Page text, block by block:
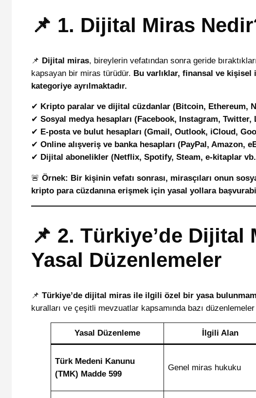
📌 1. Dijital Miras
📌 Dijital miras, bireylerin vefatından sonra geride
kapsayan bir miras türüdür. Bu varlıklar, finansal ve
kategoriye ayrılmaktadır.
✔ Kripto paralar ve dijital cüzdanlar (Bitcoin, Ethereum,
✔ Sosyal medya hesapları (Facebook, Instagram, Twitter,
✔ E-posta ve bulut hesapları (Gmail, Outlook, iCloud,
✔ Online alışveriş ve banka hesapları (PayPal, Amazon,
✔ Dijital abonelikler (Netflix, Spotify, Steam, e-kitaplar
🚨 Örnek: Bir kişinin vefatı sonrası, mirasçıları onun
kripto para cüzdanına erişmek için yasal yollara
📌 2. Türkiye’de
Yasal Düzenlemeler
📌 Türkiye’de dijital miras ile ilgili özel bir yasa
kuralları ve çeşitli mevzuatlar kapsamında bazı
Yasal Düzenleme İlgili Alan
Türk Medeni Kanunu
(TMK) Madde 599
Genel miras hukuku